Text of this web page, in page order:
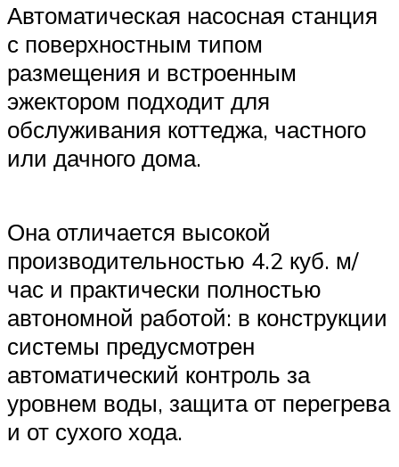
Автоматическая насосная станция
с поверхностным типом
размещения и встроенным
эжектором подходит для
обслуживания коттеджа, частного
или дачного дома.
Она отличается высокой
производительностью 4.2 куб. м/
час и практически полностью
автономной работой: в конструкции
системы предусмотрен
автоматический контроль за
уровнем воды, защита от перегрева
и от сухого хода.